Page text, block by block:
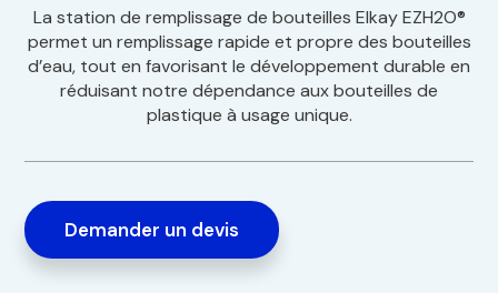
La station de remplissage de bouteilles Elkay EZH2O®
permet un remplissage rapide et propre des bouteilles
d’eau, tout en favorisant le développement durable en
réduisant notre dépendance aux bouteilles de
plastique à usage unique.
Demander un devis